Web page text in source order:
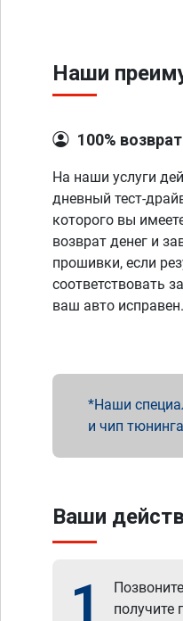
Наши
100%
На наши услуги
дневный тест-
которого вы
возврат денег и
прошивки, если
соответствовать
ваш авто исправен.
Наши
и чип
Ваши
1
получите